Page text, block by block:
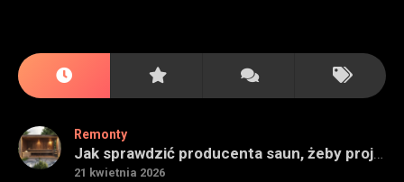
Remonty
Jak sprawdzić producenta saun, żeby projekt miał sens na lata
21 kwietnia 2026